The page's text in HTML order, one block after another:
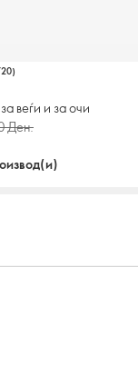
)
веѓи и за очи
Ден.